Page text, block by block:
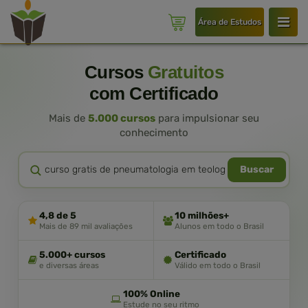
Área de Estudos
Cursos Gratuitos
com Certificado
Mais de 5.000 cursos para impulsionar seu
conhecimento
Buscar
4,8 de 5
Mais de 89 mil avaliações
10 milhões+
Alunos em todo o Brasil
5.000+ cursos
e diversas áreas
Certificado
Válido em todo o Brasil
100% Online
Estude no seu ritmo